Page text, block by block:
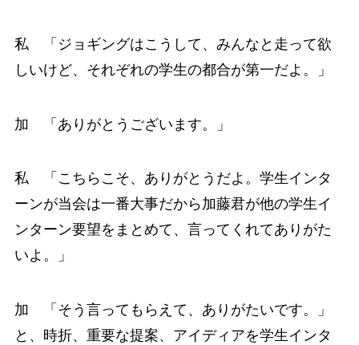
私 「ジョギングはこうして、みんなと走って欲
しいけど、それぞれの学生の都合が第一だよ。」
加 「ありがとうございます。」
私 「こちらこそ、ありがとうだよ。学生インタ
ーンが当会は一番大事だから加藤君が他の学生イ
ンターン要望をまとめて、言ってくれてありがた
いよ。」
加 「そう言ってもらえて、ありがたいです。」
と、時折、重要な提案、アイディアを学生インタ